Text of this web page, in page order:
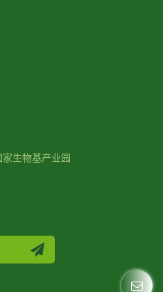
生物基产业园